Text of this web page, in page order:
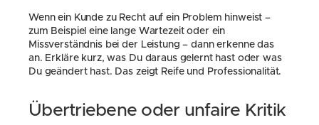
Wenn ein Kunde zu Recht auf ein Problem hinweist –
zum Beispiel eine lange Wartezeit oder ein
Missverständnis bei der Leistung – dann erkenne das
an. Erkläre kurz, was Du daraus gelernt hast oder was
Du geändert hast. Das zeigt Reife und Professionalität.
Übertriebene oder unfaire Kritik